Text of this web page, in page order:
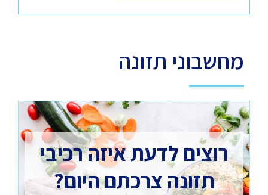
מחשבוני תזונה
רוצים לדעת איזה רכיבי
תזונה צרכתם היום?